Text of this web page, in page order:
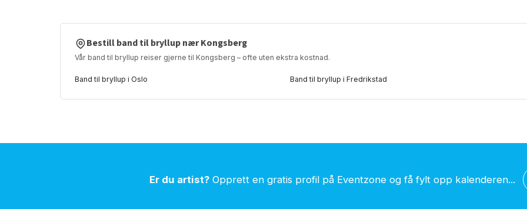
Bestill band til bryllup nær Kongsberg
Vår band til bryllup reiser gjerne til Kongsberg – ofte uten ekstra kostnad.
Band til bryllup i Oslo Band til bryllup i Fredrikstad
Er du artist? Opprett en gratis profil på Eventzone og få fylt opp kalenderen...